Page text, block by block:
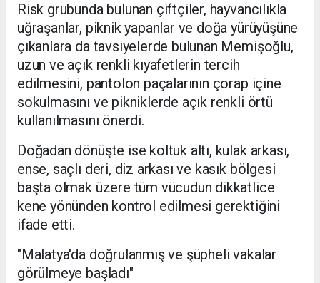
Risk grubunda bulunan çiftçiler, hayvancılıkla
uğraşanlar, piknik yapanlar ve doğa yürüyüşüne
çıkanlara da tavsiyelerde bulunan Memişoğlu,
uzun ve açık renkli kıyafetlerin tercih
edilmesini, pantolon paçalarının çorap içine
sokulmasını ve pikniklerde açık renkli örtü
kullanılmasını önerdi.
Doğadan dönüşte ise koltuk altı, kulak arkası,
ense, saçlı deri, diz arkası ve kasık bölgesi
başta olmak üzere tüm vücudun dikkatlice
kene yönünden kontrol edilmesi gerektiğini
ifade etti.
"Malatya'da doğrulanmış ve şüpheli vakalar
görülmeye başladı"